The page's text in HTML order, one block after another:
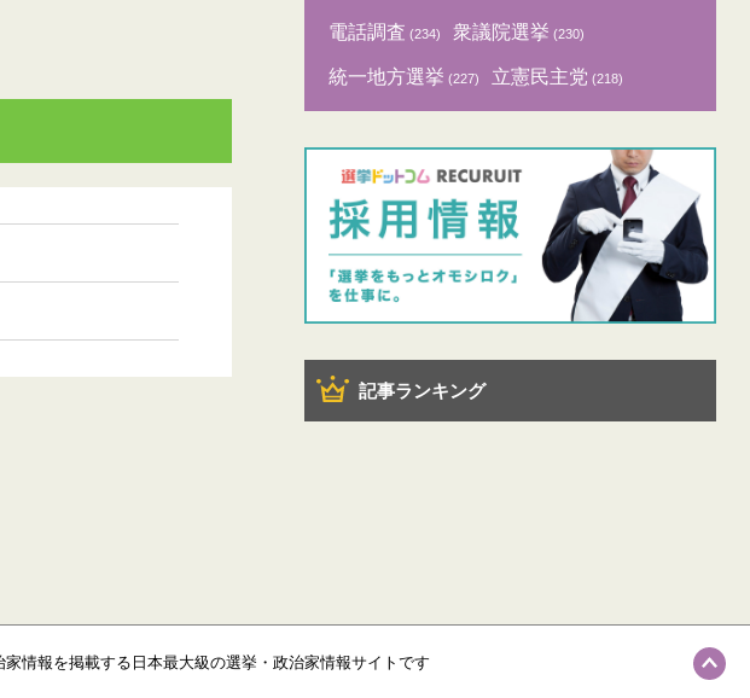
電話調査 (234) 衆議院選挙 (230)
統一地方選挙 (227) 立憲民主党 (218)
記事ランキング
情報を掲載する日本最大級の選挙・政治家情報サイトです